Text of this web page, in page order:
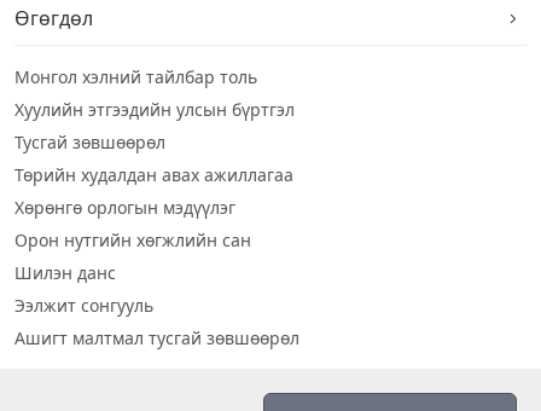
Өгөгдөл
Монгол хэлний тайлбар толь
Хуулийн этгээдийн улсын бүртгэл
Тусгай зөвшөөрөл
Төрийн худалдан авах ажиллагаа
Хөрөнгө орлогын мэдүүлэг
Орон нутгийн хөгжлийн сан
Шилэн данс
Ээлжит сонгууль
Ашигт малтмал тусгай зөвшөөрөл